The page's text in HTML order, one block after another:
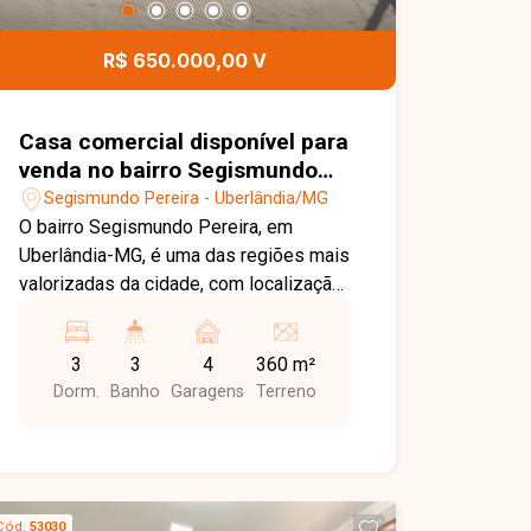
informações e agende uma visita para
R$ 650.000,00 V
Casa comercial disponível para
venda no bairro Segismundo
Pereira em Uberlândia-MG
Segismundo Pereira - Uberlândia/MG
O bairro Segismundo Pereira, em
Uberlândia-MG, é uma das regiões mais
valorizadas da cidade, com localização
Sabiá. Conta com excelente
infraestrutura, fácil acesso às principais
avenidas, rodovias e ao anel viário,
praticidade e qualidade de vida. Imóvel
3
Dorm.
3
Banho
4
Garagens
360 m²
Terreno
53030